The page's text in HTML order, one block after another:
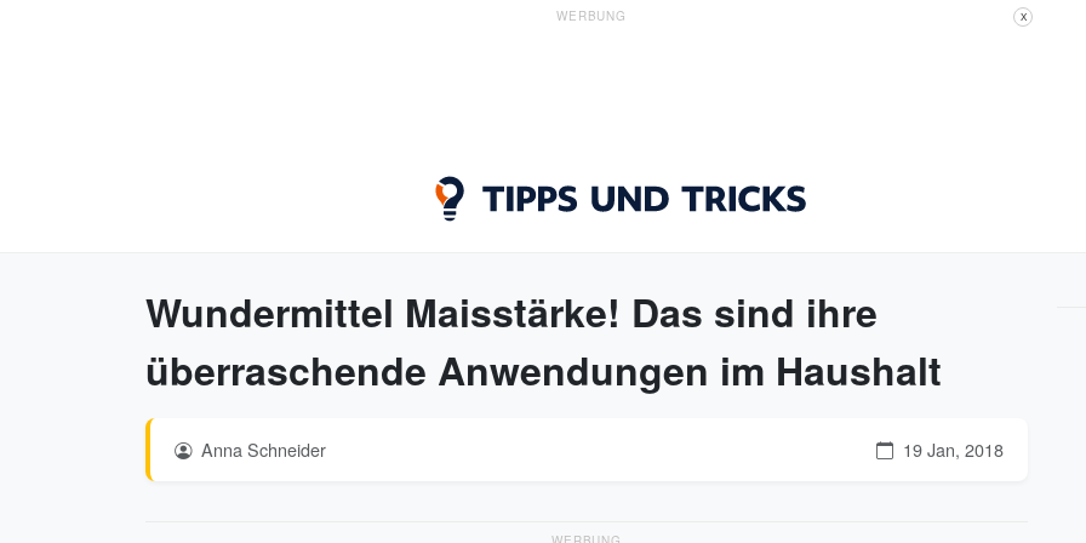
WERBUNG X
Wundermittel Maisstärke! Das sind ihre
überraschende Anwendungen im Haushalt
Anna Schneider 19 Jan, 2018